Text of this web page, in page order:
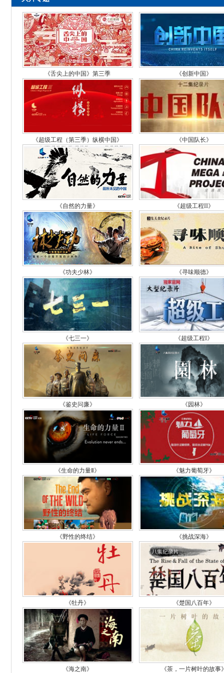
《舌尖上的中国》第三季 《创新中国》
《超级工程（第三季）纵横中国》 《中国队长》
《自然的力量》 《超级工程II》
《功夫少林》 《寻味顺德》
《七三一》 《超级工程I》
《鉴史问廉》 《园林》
《生命的力量Ⅱ》 《魅力葡萄牙》
《野性的终结》 《挑战深海》
《牡丹》 《楚国八百年》
《海之南》 《茶，一片树叶的故事